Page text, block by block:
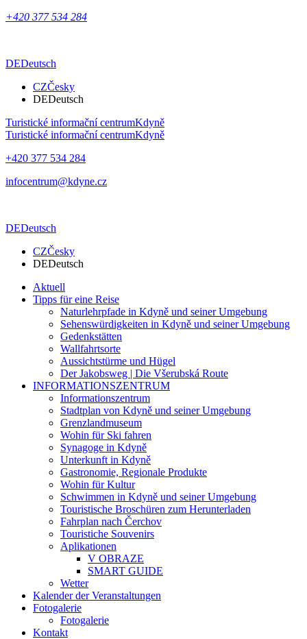
+420 377 534 284
DEDeutsch
CZČesky
DEDeutsch
Turistické informační centrumKdyně
Turistické informační centrumKdyně
+420 377 534 284
infocentrum@kdyne.cz
DEDeutsch
CZČesky
DEDeutsch
Aktuell
Tipps für eine Reise
Naturlehrpfade in Kdyně und seiner Umgebung
Sehenswürdigkeiten in Kdyně und seiner Umgebung
Gedenkstätten
Wallfahrtsorte
Aussichtstürme und Hügel
Der Jakobsweg | Die Všerubská Route
INFORMATIONSZENTRUM
Informationszentrum
Stadtplan von Kdyně und seiner Umgebung
Grenzlandmuseum
Wohin für Ski fahren
Synagoge in Kdyně
Unterkunft in Kdyně
Gastronomie, Regionale Produkte
Wohin für Kultur
Schwimmen in Kdyně und seiner Umgebung
Touristische Broschüren zum Herunterladen
Fahrplan nach Čerchov
Touristiche Souvenirs
Aplikationen
V OBRAZE
SMART GUIDE
Wetter
Kalender der Veranstaltungen
Fotogalerie
Fotogalerie
Kontakt